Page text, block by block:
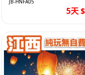
巴士5天
JB-HNFA05
5天